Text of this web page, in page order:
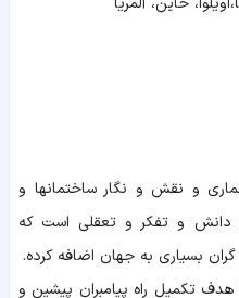
و نقش و نگار ساختمان‏ها و
دانش و تفكر و تعقلی است که
بسیاری به جهان اضافه کرده.
تکمیل راه پیامبران پیشین و